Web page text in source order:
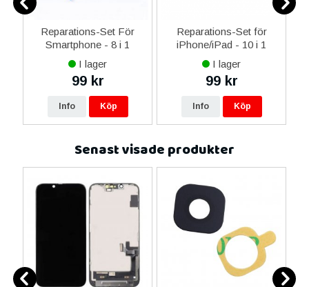
Reparations-Set För
Smartphone - 8 i 1
I lager
99 kr
Info Köp
Reparations-Set för
iPhone/iPad - 10 i 1
I lager
99 kr
Info Köp
Senast visade produkter